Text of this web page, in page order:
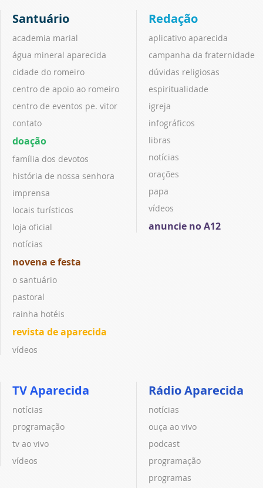
Santuário
academia marial
água mineral aparecida
cidade do romeiro
centro de apoio ao romeiro
centro de eventos pe. vitor
contato
doação
família dos devotos
história de nossa senhora
imprensa
locais turísticos
loja oficial
notícias
novena e festa
o santuário
pastoral
rainha hotéis
revista de aparecida
vídeos
Redação
aplicativo aparecida
campanha da fraternidade
dúvidas religiosas
espiritualidade
igreja
infográficos
libras
notícias
orações
papa
vídeos
anuncie no A12
TV Aparecida
notícias
programação
tv ao vivo
vídeos
Rádio Aparecida
notícias
ouça ao vivo
podcast
programação
programas